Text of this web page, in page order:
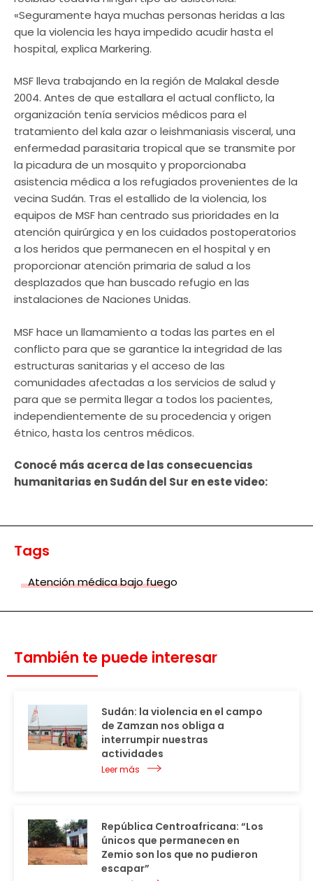
«Seguramente haya muchas personas heridas a las
que la violencia les haya impedido acudir hasta el
hospital, explica Markering.
MSF lleva trabajando en la región de Malakal desde
2004. Antes de que estallara el actual conflicto, la
organización tenía servicios médicos para el
tratamiento del kala azar o leishmaniasis visceral, una
enfermedad parasitaria tropical que se transmite por
la picadura de un mosquito y proporcionaba
asistencia médica a los refugiados provenientes de la
vecina Sudán. Tras el estallido de la violencia, los
equipos de MSF han centrado sus prioridades en la
atención quirúrgica y en los cuidados postoperatorios
a los heridos que permanecen en el hospital y en
proporcionar atención primaria de salud a los
desplazados que han buscado refugio en las
instalaciones de Naciones Unidas.
MSF hace un llamamiento a todas las partes en el
conflicto para que se garantice la integridad de las
estructuras sanitarias y el acceso de las
comunidades afectadas a los servicios de salud y
para que se permita llegar a todos los pacientes,
independientemente de su procedencia y origen
étnico, hasta los centros médicos.
Conocé más acerca de las consecuencias
humanitarias en Sudán del Sur en este video:
Tags
Atención médica bajo fuego
También te puede interesar
Sudán: la violencia en el campo
de Zamzan nos obliga a
interrumpir nuestras
actividades
Leer más
República Centroafricana: “Los
únicos que permanecen en
Zemio son los que no pudieron
escapar”